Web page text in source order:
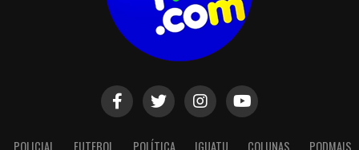
POLICIAL FUTEBOL POLÍTICA IGUATU COLUNAS PODMAIS